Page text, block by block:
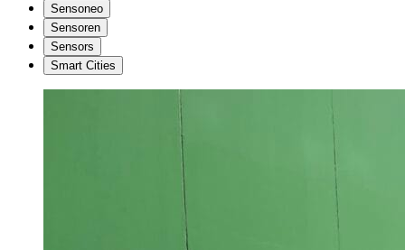
Sensoneo
Sensoren
Sensors
Smart Cities